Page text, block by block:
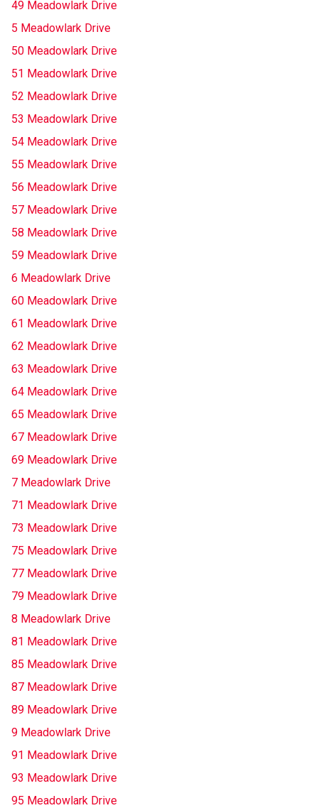
49 Meadowlark Drive
5 Meadowlark Drive
50 Meadowlark Drive
51 Meadowlark Drive
52 Meadowlark Drive
53 Meadowlark Drive
54 Meadowlark Drive
55 Meadowlark Drive
56 Meadowlark Drive
57 Meadowlark Drive
58 Meadowlark Drive
59 Meadowlark Drive
6 Meadowlark Drive
60 Meadowlark Drive
61 Meadowlark Drive
62 Meadowlark Drive
63 Meadowlark Drive
64 Meadowlark Drive
65 Meadowlark Drive
67 Meadowlark Drive
69 Meadowlark Drive
7 Meadowlark Drive
71 Meadowlark Drive
73 Meadowlark Drive
75 Meadowlark Drive
77 Meadowlark Drive
79 Meadowlark Drive
8 Meadowlark Drive
81 Meadowlark Drive
85 Meadowlark Drive
87 Meadowlark Drive
89 Meadowlark Drive
9 Meadowlark Drive
91 Meadowlark Drive
93 Meadowlark Drive
95 Meadowlark Drive